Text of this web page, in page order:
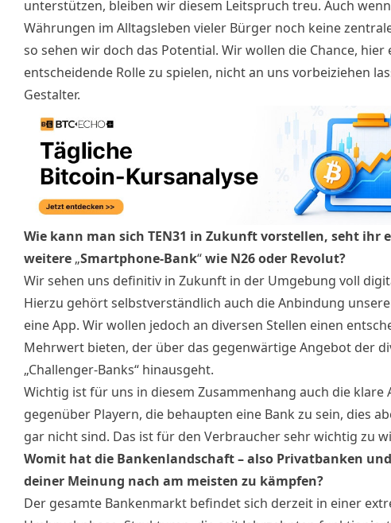
unterstützen, bleiben wir diesem Leitspruch treu. Auch
Währungen im Alltagsleben vieler Bürger noch keine
so sehen wir doch das Potential. Wir wollen die Chance, hier
entscheidende Rolle zu spielen, nicht an uns vorbeiziehen
Gestalter.
Wie kann man sich TEN31 in Zukunft vorstellen, seht ihr
weitere„Smartphone-Bank“wie N26 oder Revolut?
Wir sehen uns definitiv in Zukunft in der Umgebung voll
Hierzu gehört selbstverständlich auch die Anbindung
eine App. Wir wollen jedoch an diversen Stellen einen
Mehrwert bieten, der über das gegenwärtige Angebot der
„Challenger-Banks“ hinausgeht.
Wichtig ist für uns in diesem Zusammenhang auch die klare
gegenüber Playern, die behaupten eine Bank zu sein, dies
gar nicht sind. Das ist für den Verbraucher sehr wichtig zu
Womit hat die Bankenlandschaft – also Privatbanken und
deiner Meinung nach am meisten zu kämpfen?
Der gesamte Bankenmarkt befindet sich derzeit in einer